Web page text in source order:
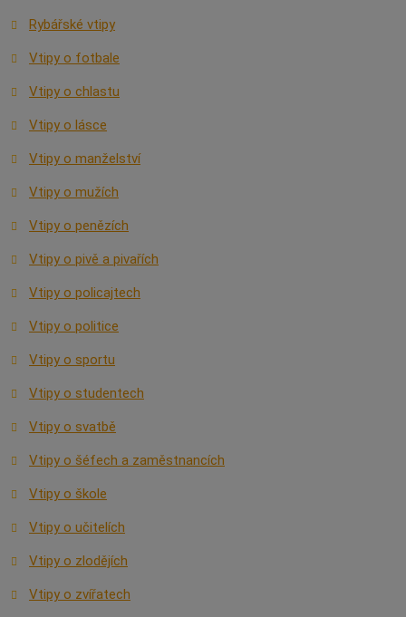
Rybářské vtipy
Vtipy o fotbale
Vtipy o chlastu
Vtipy o lásce
Vtipy o manželství
Vtipy o mužích
Vtipy o penězích
Vtipy o pivě a pivařích
Vtipy o policajtech
Vtipy o politice
Vtipy o sportu
Vtipy o studentech
Vtipy o svatbě
Vtipy o šéfech a zaměstnancích
Vtipy o škole
Vtipy o učitelích
Vtipy o zlodějích
Vtipy o zvířatech